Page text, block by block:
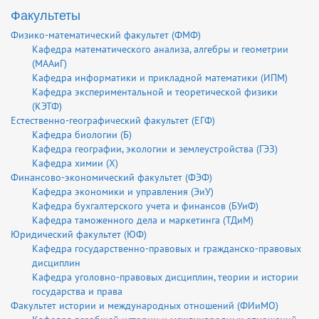
Факультеты
Физико-математический факультет (ФМФ)
Кафедра математического анализа, алгебры и геометрии
(МААиГ)
Кафедра информатики и прикладной математики (ИПМ)
Кафедра экспериментальной и теоретической физики
(КЭТФ)
Естественно-географический факультет (ЕГФ)
Кафедра биологии (Б)
Кафедра географии, экологии и землеустройства (ГЭЗ)
Кафедра химии (Х)
Финансово-экономический факультет (ФЭФ)
Кафедра экономики и управления (ЭиУ)
Кафедра бухгалтерского учета и финансов (БУиФ)
Кафедра таможенного дела и маркетинга (ТДиМ)
Юридический факультет (ЮФ)
Кафедра государственно-правовых и гражданско-правовых
дисциплин
Кафедра уголовно-правовых дисциплин, теории и истории
государства и права
Факультет истории и международных отношений (ФИиМО)